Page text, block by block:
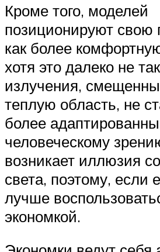
Кроме того, моделей
позиционируют свою
как более
хотя это далеко не
излучения,
теплую область, не
более
человеческому
возникает иллюзия
света, поэтому, если
лучше
экономкой.